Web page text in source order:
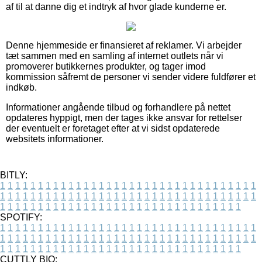
af til at danne dig et indtryk af hvor glade kunderne er.
Denne hjemmeside er finansieret af reklamer. Vi arbejder
tæt sammen med en samling af internet outlets når vi
promoverer butikkernes produkter, og tager imod
kommission såfremt de personer vi sender videre fuldfører et
indkøb.
Informationer angående tilbud og forhandlere på nettet
opdateres hyppigt, men der tages ikke ansvar for rettelser
der eventuelt er foretaget efter at vi sidst opdaterede
websitets informationer.
BITLY:
1 1 1 1 1 1 1 1 1 1 1 1 1 1 1 1 1 1 1 1 1 1 1 1 1 1 1 1 1 1 1 1 1 1
1 1 1 1 1 1 1 1 1 1 1 1 1 1 1 1 1 1 1 1 1 1 1 1 1 1 1 1 1 1 1 1 1 1
1 1 1 1 1 1 1 1 1 1 1 1 1 1 1 1 1 1 1 1 1 1 1 1 1 1 1 1 1 1 1 1
SPOTIFY:
1 1 1 1 1 1 1 1 1 1 1 1 1 1 1 1 1 1 1 1 1 1 1 1 1 1 1 1 1 1 1 1 1 1
1 1 1 1 1 1 1 1 1 1 1 1 1 1 1 1 1 1 1 1 1 1 1 1 1 1 1 1 1 1 1 1 1 1
1 1 1 1 1 1 1 1 1 1 1 1 1 1 1 1 1 1 1 1 1 1 1 1 1 1 1 1 1 1 1 1
CUTTLY BIO: